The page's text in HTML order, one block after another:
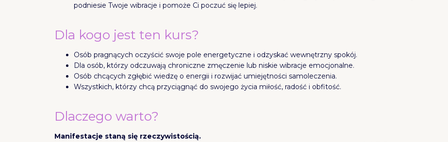
podniesie Twoje wibracje i pomoże Ci poczuć się lepiej.
Dla kogo jest ten kurs?
Osób pragnących oczyścić swoje pole energetyczne i odzyskać wewnętrzny spokój.
Dla osób, którzy odczuwają chroniczne zmęczenie lub niskie wibracje emocjonalne.
Osób chcących zgłębić wiedzę o energii i rozwijać umiejętności samoleczenia.
Wszystkich, którzy chcą przyciągnąć do swojego życia miłość, radość i obfitość.
Dlaczego warto?
Manifestacje staną się rzeczywistością.